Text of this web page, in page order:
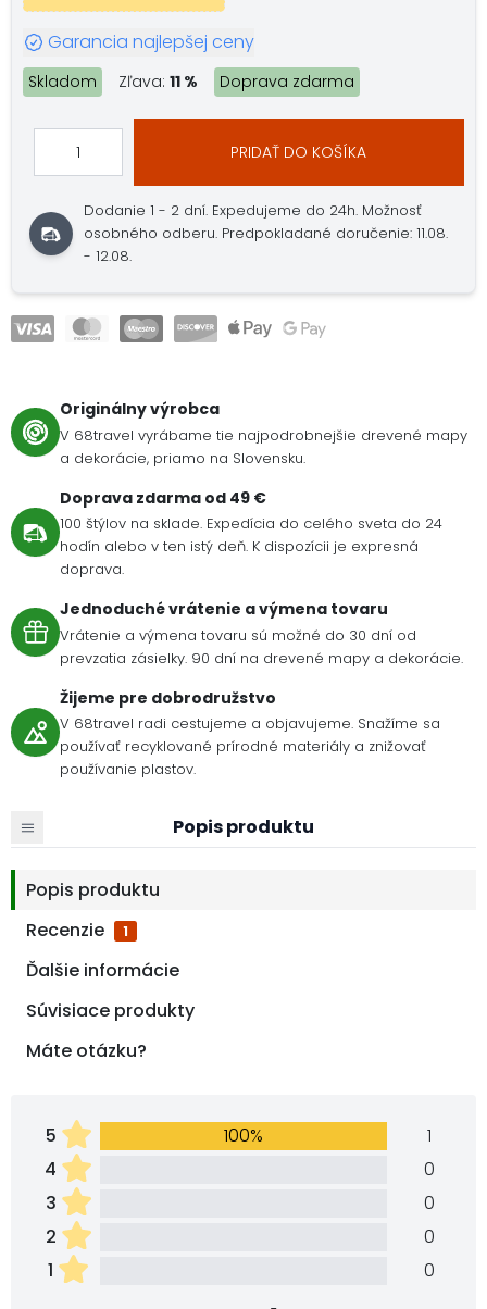
Garancia najlepšej ceny
Skladom Zľava: 11 % Doprava zdarma
PRIDAŤ DO KOŠÍKA
Dodanie 1 - 2 dní. Expedujeme do 24h. Možnosť
osobného odberu. Predpokladané doručenie: 11.08.
- 12.08.
Originálny výrobca
V 68travel vyrábame tie najpodrobnejšie drevené mapy
a dekorácie, priamo na Slovensku.
Doprava zdarma od 49 €
100 štýlov na sklade. Expedícia do celého sveta do 24
hodín alebo v ten istý deň. K dispozícii je expresná
doprava.
Jednoduché vrátenie a výmena tovaru
Vrátenie a výmena tovaru sú možné do 30 dní od
prevzatia zásielky. 90 dní na drevené mapy a dekorácie.
Žijeme pre dobrodružstvo
V 68travel radi cestujeme a objavujeme. Snažíme sa
používať recyklované prírodné materiály a znižovať
používanie plastov.
Popis produktu
Popis produktu
Recenzie
1
Ďalšie informácie
Súvisiace produkty
Máte otázku?
5 100%
1
4
0
3
0
2
0
1
0